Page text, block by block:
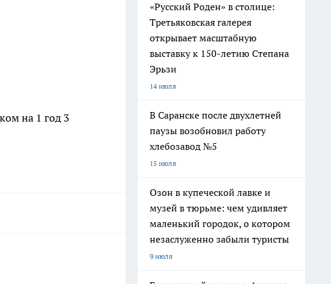
на 1 год 3
«Русский Роден» в столице:
Третьяковская галерея
открывает масштабную
выставку к 150-летию Степана
Эрьзи
14 июля
В Саранске после двухлетней
паузы возобновил работу
хлебозавод №5
15 июля
Озон в купеческой лавке и
музей в тюрьме: чем удивляет
маленький городок, о котором
незаслуженно забыли туристы
9 июля